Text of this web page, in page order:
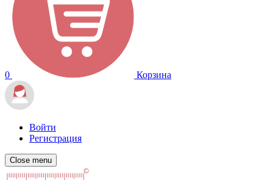
0 Корзина
Войти
Регистрация
Close menu